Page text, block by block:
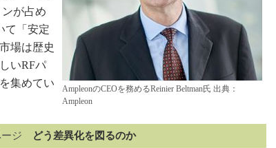
AmpleonのCEOを務めるReinier Beltman氏 出典：
Ampleon
が占め
て「安定
場は歴史
いRFパ
集めてい
ジ どう差異化を図るのか